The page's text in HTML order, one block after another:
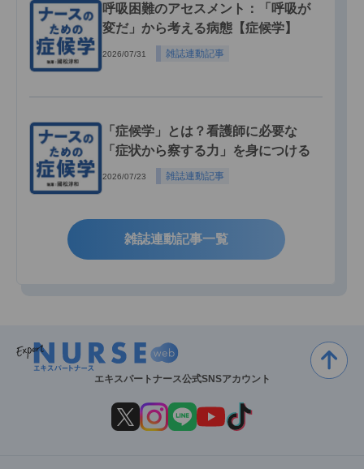
呼吸困難のアセスメント：「呼吸が
変だ」から考える病態【症候学】
2026/07/31 雑誌連動記事
「症候学」とは？看護師に必要な
「症状から察する力」を身につける
2026/07/23 雑誌連動記事
雑誌連動記事一覧
エキスパートナース公式SNSアカウント